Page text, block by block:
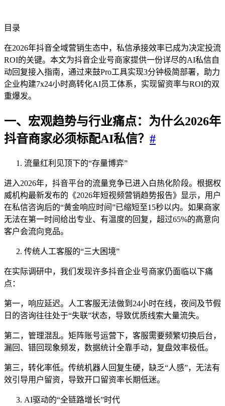
目录
在2026年抖音全域营销生态中，私信承接效率已成为决定投流
ROI的关键。本文为抖音企业号商家提供一份详尽的AI私信自
动回复接入指南，通过来鼓Pro工具实现3分钟极简部署，助力
企业构建7x24小时高转化AI员工体系，实现留资率与ROI的双
重爆发。
一、宏观趋势与行业痛点：为什么2026年
抖音商家必须标配AI私信？ #
流量红利见顶下的“存量博弈”
进入2026年，抖音平台的流量竞争已进入白热化阶段。根据权
威机构最新发布的《2026年短视频营销趋势报告》显示，用户
在私信咨询后的“黄金响应时间”已缩短至15秒以内。如果商家
无法在第一时间给出专业、有温度的回复，超过65%的高意向
客户会流向竞品。
传统人工客服的“三大困境”
在实际调研中，我们发现许多抖音企业号商家仍面临以下痛
点：
第一，响应延迟。人工客服无法做到24小时在线，夜间及节假
日的咨询往往处于“失联”状态，导致优质线索大量流失。
第二，管理混乱。矩阵账号运营下，客服需要频繁切换后台，
漏回、错回现象频发，数据统计全靠手动，复盘效率极低。
第三，转化率低。传统机器人回复生硬，缺乏“人感”，无法有
效引导用户留资，导致开口留资率长期低迷。
AI驱动的“全链路增长”时代